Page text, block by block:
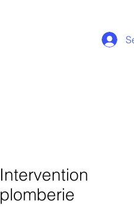
Intervention
plomberie